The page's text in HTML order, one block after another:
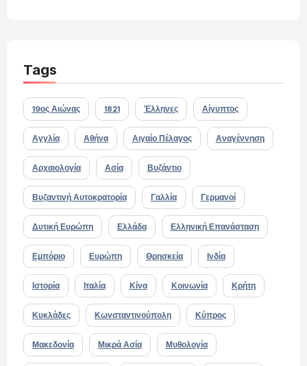
Tags
19ος Αιώνας 1821 Έλληνες Αίγυπτος
Αγγλία Αθήνα Αιγαίο Πέλαγος Αναγέννηση
Αρχαιολογία Ασία Βυζάντιο
Βυζαντινή Αυτοκρατορία Γαλλία Γερμανοί
Δυτική Ευρώπη Ελλάδα Ελληνική Επανάσταση
Εμπόριο Ευρώπη Θρησκεία Ινδία
Ιστορία Ιταλία Κίνα Κοινωνία Κρήτη
Κυκλάδες Κωνσταντινούπολη Κύπρος
Μακεδονία Μικρά Ασία Μυθολογία